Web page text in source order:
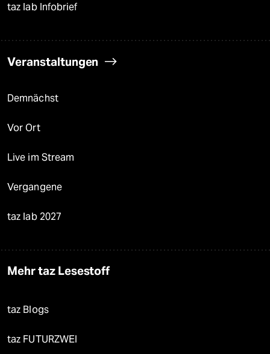
taz lab Infobrief
Veranstaltungen
Demnächst
Vor Ort
Live im Stream
Vergangene
taz lab 2027
Mehr taz Lesestoff
taz Blogs
taz FUTURZWEI